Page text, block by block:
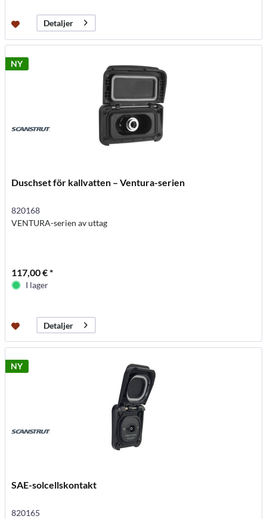
Detaljer
NY
Duschset för kallvatten – Ventura-serien
820168
VENTURA-serien av uttag
117,00 € *
I lager
Detaljer
NY
SAE-solcellskontakt
820165